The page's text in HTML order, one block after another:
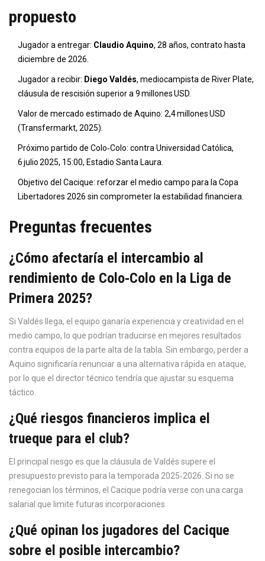
propuesto
Jugador a entregar: Claudio Aquino, 28 años, contrato hasta
diciembre de 2026.
Jugador a recibir: Diego Valdés, mediocampista de River Plate,
cláusula de rescisión superior a 9 millones USD.
Valor de mercado estimado de Aquino: 2,4 millones USD
(Transfermarkt, 2025).
Próximo partido de Colo‑Colo: contra Universidad Católica,
6 julio 2025, 15:00, Estadio Santa Laura.
Objetivo del Cacique: reforzar el medio campo para la Copa
Libertadores 2026 sin comprometer la estabilidad financiera.
Preguntas frecuentes
¿Cómo afectaría el intercambio al
rendimiento de Colo‑Colo en la Liga de
Primera 2025?
Si Valdés llega, el equipo ganaría experiencia y creatividad en el
medio campo, lo que podrían traducirse en mejores resultados
contra equipos de la parte alta de la tabla. Sin embargo, perder a
Aquino significaría renunciar a una alternativa rápida en ataque,
por lo que el director técnico tendría que ajustar su esquema
táctico.
¿Qué riesgos financieros implica el
trueque para el club?
El principal riesgo es que la cláusula de Valdés supere el
presupuesto previsto para la temporada 2025‑2026. Si no se
renegocian los términos, el Cacique podría verse con una carga
salarial que limite futuras incorporaciones.
¿Qué opinan los jugadores del Cacique
sobre el posible intercambio?